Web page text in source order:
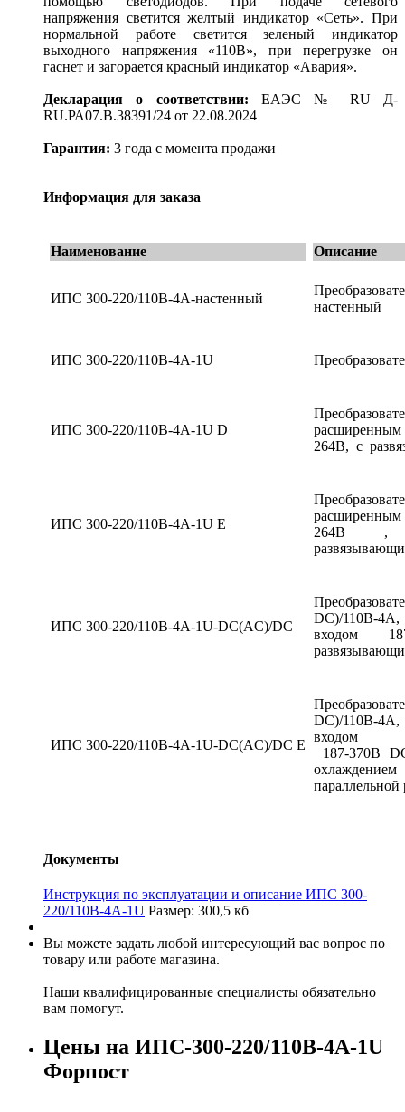
напряжения светится желтый индикатор «Сеть». При
нормальной работе светится зеленый индикатор
выходного напряжения «110В», при перегрузке он
гаснет и загорается красный индикатор «Авария».
Декларация о соответствии: ЕАЭС № RU Д-
RU.РА07.В.38391/24 от 22.08.2024
Гарантия: 3 года с момента продажи
Информация для заказа
Наименование Описание
ИПС 300-220/110В-4А-настенный
настенный
ИПС 300-220/110В-4А-1U
ИПС 300-220/110В-4А-1U D
расширенным
264В, с
ИПС 300-220/110В-4А-1U Е
расширенным
264В , с
ИПС 300-220/110В-4А-1U-DC(AC)/DC
DC)/110В-
входом
ИПС 300-220/110В-4А-1U-DC(AC)/DC Е
DC)/110В-
входом
187-370В
параллельной
Документы
Инструкция по эксплуатации и описание ИПС 300-
220/110В-4А-1U Размер: 300,5 кб
Вы можете задать любой интересующий вас вопрос по
товару или работе магазина.
Наши квалифицированные специалисты обязательно
вам помогут.
Цены на ИПС-300-220/110В-4А-1U
Форпост